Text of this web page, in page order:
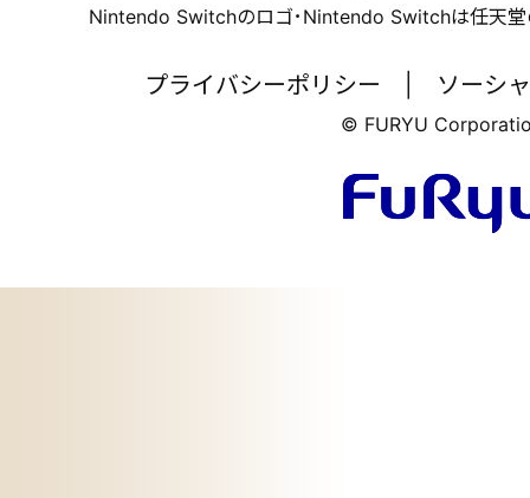
Nintendo Switchのロゴ･Nintendo Switchは任天堂
プライバシーポリシー ソーシ
© FURYU